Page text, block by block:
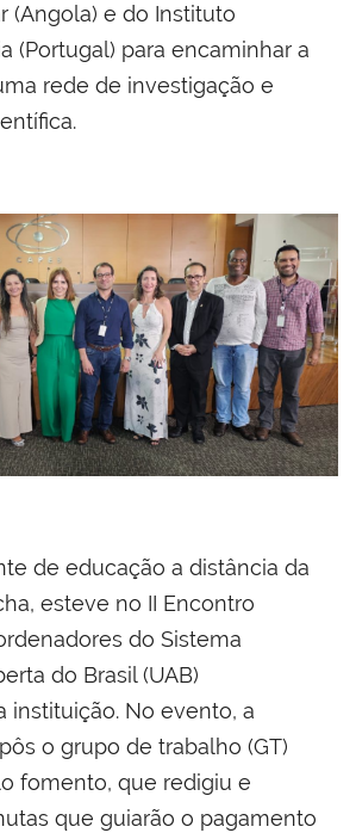
(Angola) e do Instituto
(Portugal) para encaminhar a
rede de investigação e
de educação a distância da
esteve no II Encontro
do Sistema
do Brasil (UAB)
instituição. No evento, a
o grupo de trabalho (GT)
fomento, que redigiu e
que guiarão o pagamento